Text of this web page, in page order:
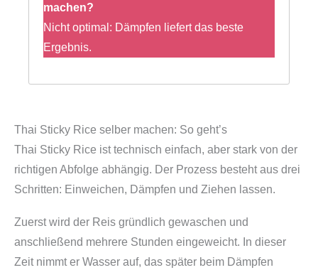
machen?
Nicht optimal: Dämpfen liefert das beste
Ergebnis.
Thai Sticky Rice selber machen: So geht’s
Thai Sticky Rice ist technisch einfach, aber stark von der
richtigen Abfolge abhängig. Der Prozess besteht aus drei
Schritten: Einweichen, Dämpfen und Ziehen lassen.
Zuerst wird der Reis gründlich gewaschen und
anschließend mehrere Stunden eingeweicht. In dieser
Zeit nimmt er Wasser auf, das später beim Dämpfen